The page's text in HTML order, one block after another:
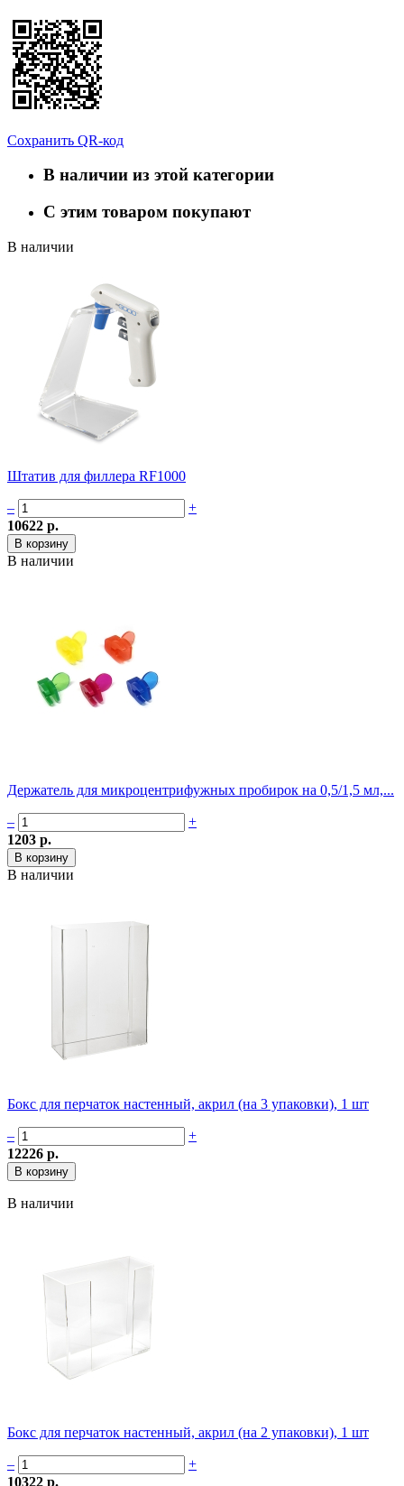
Сохранить QR-код
В наличии из этой категории
С этим товаром покупают
В наличии
Штатив для филлера RF1000
–
+
10622 р.
В наличии
Держатель для микроцентрифужных пробирок на 0,5/1,5 мл,...
–
+
1203 р.
В наличии
Бокс для перчаток настенный, акрил (на 3 упаковки), 1 шт
–
+
12226 р.
В наличии
Бокс для перчаток настенный, акрил (на 2 упаковки), 1 шт
–
+
10322 р.